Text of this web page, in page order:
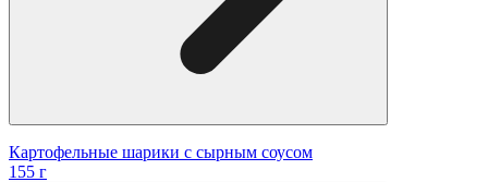
Картофельные шарики с сырным соусом
155 г